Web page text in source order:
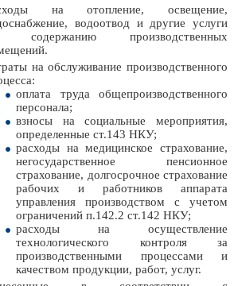
на отопление, освещение,
водоотвод и другие услуги
содержанию производственных
на обслуживание производственного
оплата труда общепроизводственного
персонала;
взносы на социальные мероприятия,
определенные ст.143 НКУ;
расходы на медицинское страхование,
негосударственное пенсионное
страхование, долгосрочное страхование
рабочих и работников аппарата
управления производством с учетом
ограничений п.142.2 ст.142 НКУ;
расходы на осуществление
технологического контроля за
производственными процессами и
качеством продукции, работ, услуг.